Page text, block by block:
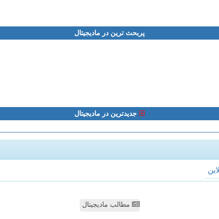
پربحث ترین در مادیجیتال
جدیدترین در مادیجیتال
مطالب مادیجیتال